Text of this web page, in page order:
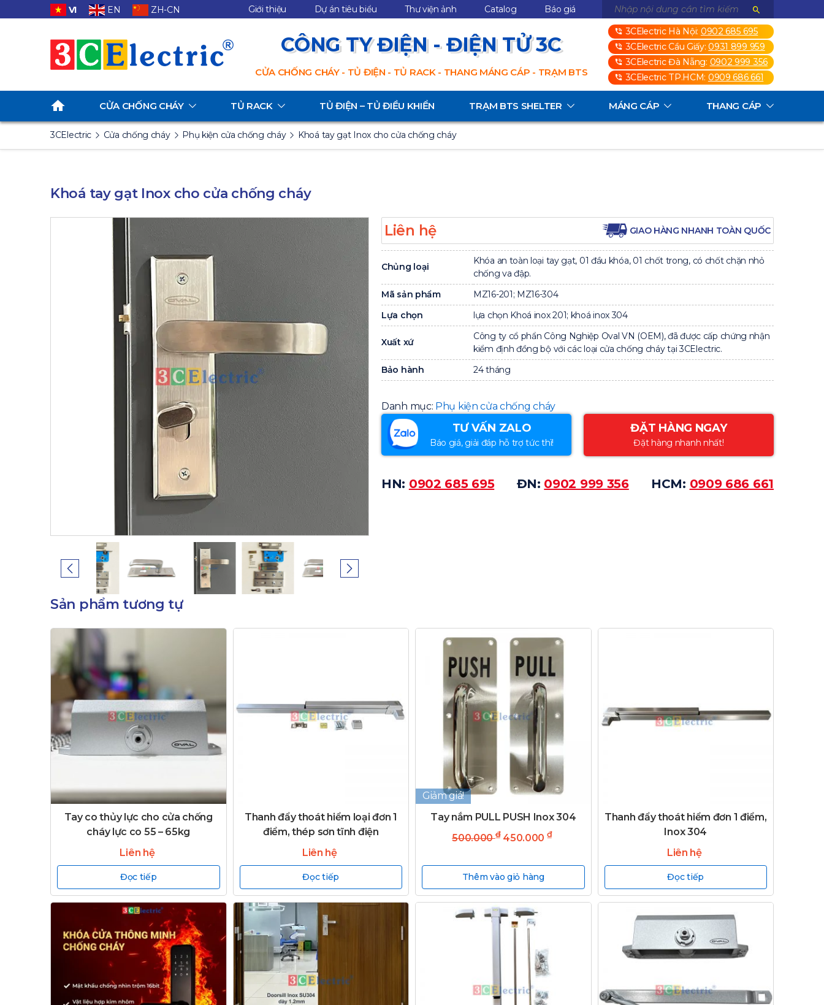
VI EN ZH-CN Giới thiệu Dự án tiêu biểu Thư viện ảnh Catalog Báo giá
CÔNG TY ĐIỆN - ĐIỆN TỬ 3C
CỬA CHỐNG CHÁY - TỦ ĐIỆN - TỦ RACK - THANG MÁNG CÁP - TRẠM BTS
3CElectric Hà Nội: 0902 685 695
3CElectric Cầu Giấy:0931 899 959
3CElectric Đà Nẵng: 0902 999 356
3CElectric TP.HCM: 0909 686 661
CỬA CHỐNG CHÁY TỦ RACK TỦ ĐIỆN – TỦ ĐIỀU KHIỂN TRẠM BTS SHELTER MÁNG CÁP THANG CÁP
3CElectric Cửa chống cháy Phụ kiện cửa chống cháy Khoá tay gạt Inox cho cửa chống cháy
Khoá tay gạt Inox cho cửa chống cháy
Liên hệ GIAO HÀNG NHANH TOÀN QUỐC
Chủng loại
Khóa an toàn loại tay gạt, 01 đầu khóa, 01 chốt trong, có chốt chặn nhỏ
chống va đập.
Mã sản phẩm
MZ16-201; MZ16-304
Lựa chọn
lựa chọn Khoá inox 201; khoá inox 304
Xuất xứ
Công ty cổ phẩn Công Nghiệp Oval VN (OEM), đã được cấp chứng nhận
kiểm định đồng bộ với các loại cửa chống cháy tại 3CElectric.
Bảo hành
24 tháng
Danh mục: Phụ kiện cửa chống cháy
TƯ VẤN ZALO
Báo giá, giải đáp hỗ trợ tức thì!
ĐẶT HÀNG NGAY
Đặt hàng nhanh nhất!
HN: 0902 685 695 ĐN: 0902 999 356 HCM: 0909 686 661
Sản phẩm tương tự
Tay co thủy lực cho cửa chống
cháy lực co 55 – 65kg
Liên hệ
Đọc tiếp
Thanh đẩy thoát hiểm loại đơn 1
điểm, thép sơn tĩnh điện
Liên hệ
Đọc tiếp
Giảm giá!
Tay nắm PULL PUSH Inox 304
500.000₫ 450.000 ₫
Thêm vào giỏ hàng
Thanh đẩy thoát hiểm đơn 1 điểm,
Inox 304
Liên hệ
Đọc tiếp